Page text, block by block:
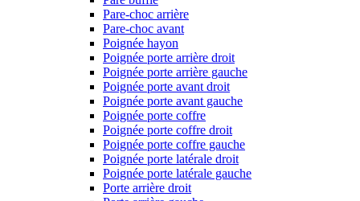
Pare-choc arrière
Pare-choc avant
Poignée hayon
Poignée porte arrière droit
Poignée porte arrière gauche
Poignée porte avant droit
Poignée porte avant gauche
Poignée porte coffre
Poignée porte coffre droit
Poignée porte coffre gauche
Poignée porte latérale droit
Poignée porte latérale gauche
Porte arrière droit